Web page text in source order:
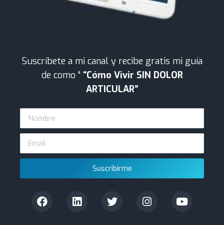
Suscríbete a mi canal y recibe gratis mi guía
de como “ “Cómo Vivir SIN DOLOR
ARTICULAR”
Suscribirme